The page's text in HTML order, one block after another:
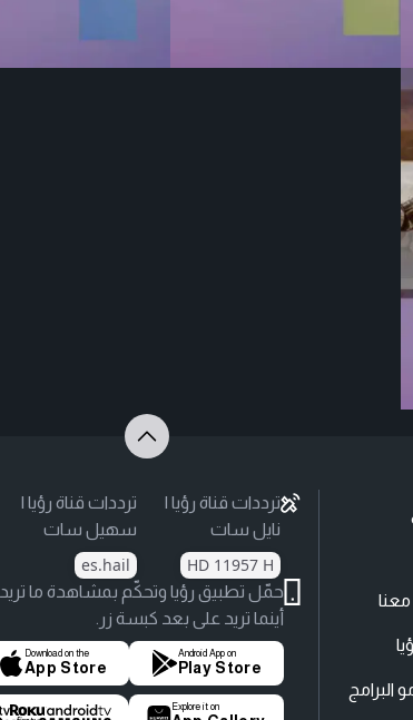
البرامج
ترددات قناة رؤيا |
نايل سات
HD 11957 H
ترددات قناة رؤيا |
سهيل سات
es.hail
حمّل تطبيق رؤيا وتحكّم بمشاهدة ما تريد
أينما تريد على بعد كبسة زر.
Android App on
Play Store
Download on the
App Store
Explore it on